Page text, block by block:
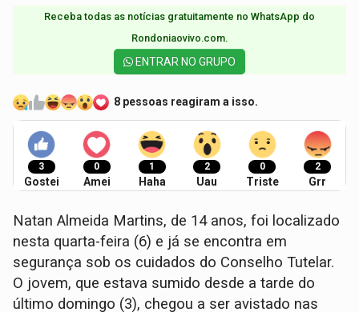
Receba todas as notícias gratuitamente no WhatsApp do
Rondoniaovivo.com.​
ENTRAR NO GRUPO
8 pessoas reagiram a isso.
3
Gostei
0
Amei
1
Haha
2
Uau
0
Triste
2
Grr
Natan Almeida Martins, de 14 anos, foi localizado
nesta quarta-feira (6) e já se encontra em
segurança sob os cuidados do Conselho Tutelar.
O jovem, que estava sumido desde a tarde do
último domingo (3), chegou a ser avistado nas